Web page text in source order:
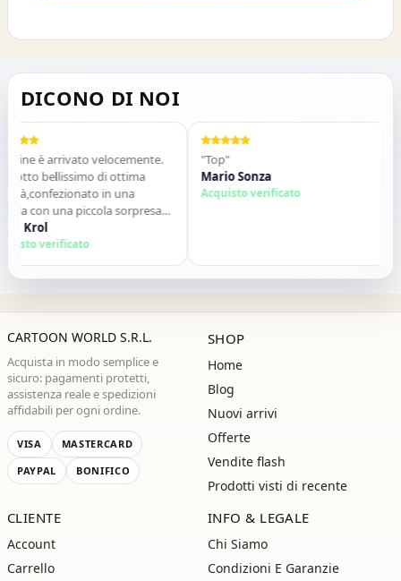
DICONO DI NOI
è arrivato velocemente.
bellissimo di ottima
in una
con una piccola sorpresa
Tutto perfetto. Lo
vivamente. Grazie ,alla
Krol
verificato
"Top"
Mario Sonza
Acquisto verificato
CARTOON WORLD S.R.L.
Acquista in modo semplice e
sicuro: pagamenti protetti,
assistenza reale e spedizioni
affidabili per ogni ordine.
VISA
MASTERCARD
PAYPAL
BONIFICO
SHOP
Home
Blog
Nuovi arrivi
Offerte
Vendite flash
Prodotti visti di recente
CLIENTE
Account
Carrello
INFO & LEGALE
Chi Siamo
Condizioni E Garanzie